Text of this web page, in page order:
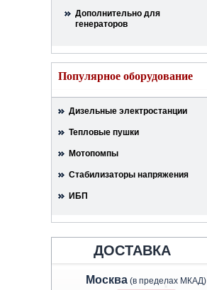
Дополнительно для
генераторов
Популярное оборудование
Дизельные электростанции
Тепловые пушки
Мотопомпы
Стабилизаторы напряжения
ИБП
ДОСТАВКА
Москва (в пределах МКАД)